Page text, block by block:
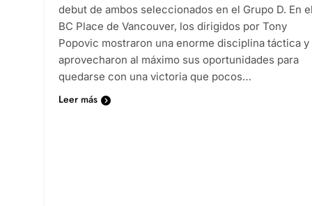
debut de ambos seleccionados en el Grupo D. En el
BC Place de Vancouver, los dirigidos por Tony
Popovic mostraron una enorme disciplina táctica y
aprovecharon al máximo sus oportunidades para
quedarse con una victoria que pocos…
Leer más